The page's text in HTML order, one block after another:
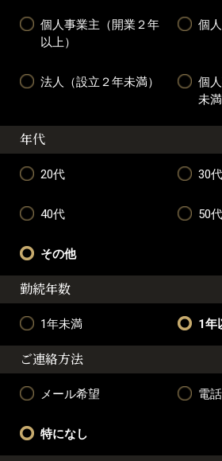
個人事業主（開業２年
以上）
個
法人（設立２年未満）
個
未満
年代
20代 30代
40代 50
その他
勤続年数
1年未満 1年
ご連絡方法
メール希望 電
特になし